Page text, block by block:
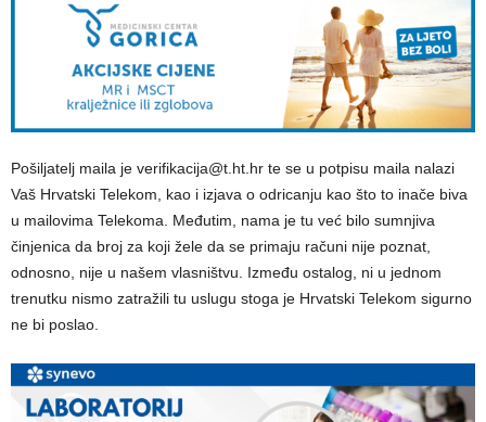
Pošiljatelj maila je verifikacija@t.ht.hr te se u potpisu maila nalazi
Vaš Hrvatski Telekom, kao i izjava o odricanju kao što to inače biva
u mailovima Telekoma. Međutim, nama je tu već bilo sumnjiva
činjenica da broj za koji žele da se primaju računi nije poznat,
odnosno, nije u našem vlasništvu. Između ostalog, ni u jednom
trenutku nismo zatražili tu uslugu stoga je Hrvatski Telekom sigurno
ne bi poslao.